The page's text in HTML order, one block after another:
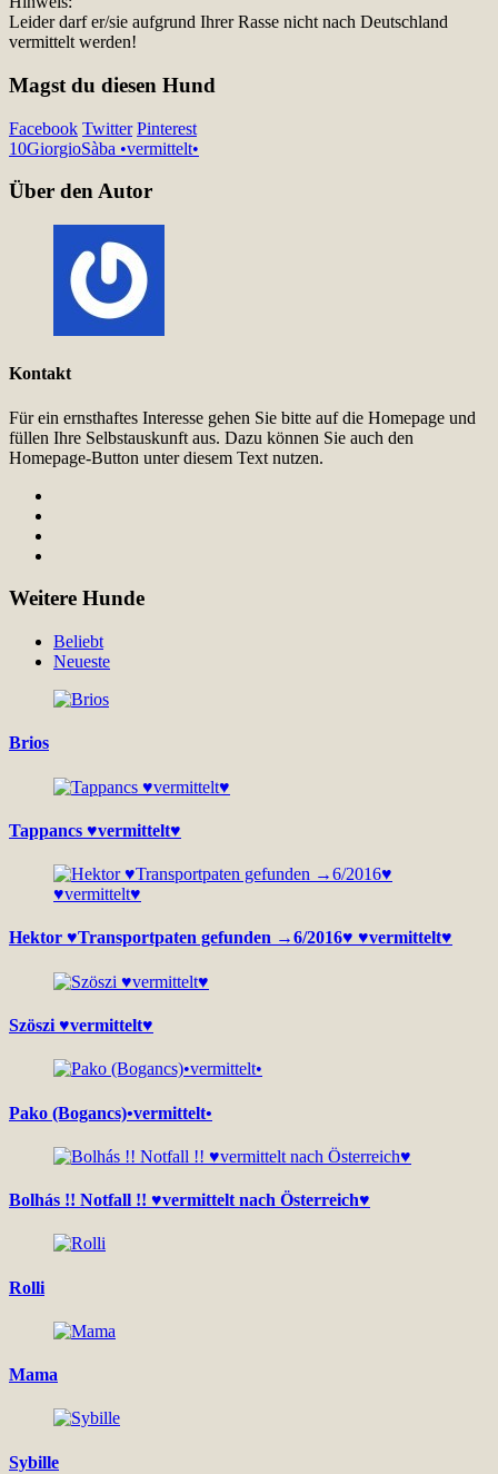
Leider darf er/sie aufgrund Ihrer Rasse nicht nach Deutschland
vermittelt werden!
Magst du diesen Hund
Facebook Twitter Pinterest
10GiorgioSàba •vermittelt•
Über den Autor
Kontakt
Für ein ernsthaftes Interesse gehen Sie bitte auf die Homepage und
füllen Ihre Selbstauskunft aus. Dazu können Sie auch den
Homepage-Button unter diesem Text nutzen.
Weitere Hunde
Beliebt
Neueste
Brios
Tappancs ♥vermittelt♥
Hektor ♥Transportpaten gefunden →6/2016♥ ♥vermittelt♥
Szöszi ♥vermittelt♥
Pako (Bogancs)•vermittelt•
Bolhás !! Notfall !! ♥vermittelt nach Österreich♥
Rolli
Mama
Sybille